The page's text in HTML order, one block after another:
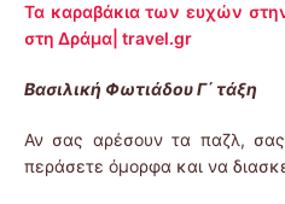
Τα καραβάκια των ευχών
στη Δράμα| travel.gr
Βασιλική Φωτιάδου Γ΄ τάξη
Αν σας αρέσουν τα παζλ,
περάσετε όμορφα και να